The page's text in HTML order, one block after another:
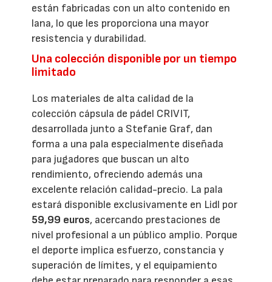
están fabricadas con un alto contenido en
lana, lo que les proporciona una mayor
resistencia y durabilidad.
Una colección disponible por un tiempo
limitado
Los materiales de alta calidad de la
colección cápsula de pádel CRIVIT,
desarrollada junto a Stefanie Graf, dan
forma a una pala especialmente diseñada
para jugadores que buscan un alto
rendimiento, ofreciendo además una
excelente relación calidad-precio. La pala
estará disponible exclusivamente en Lidl por
59,99 euros, acercando prestaciones de
nivel profesional a un público amplio. Porque
el deporte implica esfuerzo, constancia y
superación de límites, y el equipamiento